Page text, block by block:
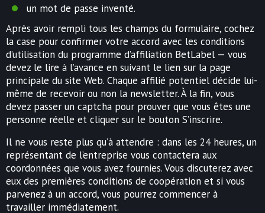
un mot de passe inventé.
Après avoir rempli tous les champs du formulaire, cochez
la case pour confirmer votre accord avec les conditions
d’utilisation du programme d’affiliation BetLabel — vous
devez le lire à l’avance en suivant le lien sur la page
principale du site Web. Chaque affilié potentiel décide lui-
même de recevoir ou non la newsletter. À la fin, vous
devez passer un captcha pour prouver que vous êtes une
personne réelle et cliquer sur le bouton S’inscrire.
Il ne vous reste plus qu’à attendre : dans les 24 heures, un
représentant de l’entreprise vous contactera aux
coordonnées que vous avez fournies. Vous discuterez avec
eux des premières conditions de coopération et si vous
parvenez à un accord, vous pourrez commencer à
travailler immédiatement.